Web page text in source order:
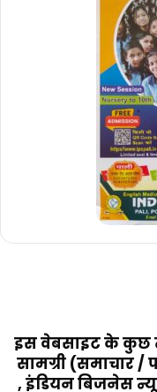
इस वेबसाइट के कुछ
सामग्री (समाचार /
, इंडियन बिजनेस